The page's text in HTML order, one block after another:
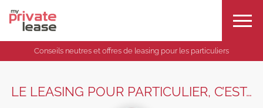
Conseils neutres et offres de leasing pour les particuliers
LE LEASING POUR PARTICULIER, C’EST…